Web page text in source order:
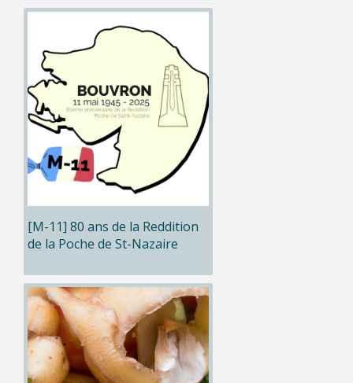
[M-11] 80 ans de la Reddition
de la Poche de St-Nazaire